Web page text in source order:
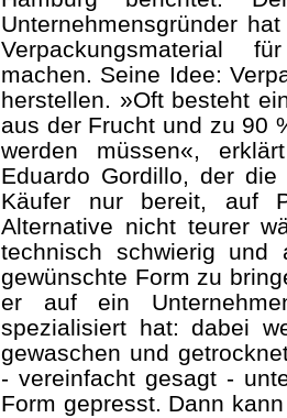
Unternehmensgründer
Verpackungsmaterial
machen. Seine Idee:
herstellen. »Oft besteht
aus der Frucht und zu 90
werden müssen«,
Eduardo Gordillo, der
Käufer nur bereit, auf
Alternative nicht teurer
technisch schwierig und
gewünschte Form zu
er auf ein
spezialisiert hat: dabei
gewaschen und
- vereinfacht gesagt -
Form gepresst. Dann